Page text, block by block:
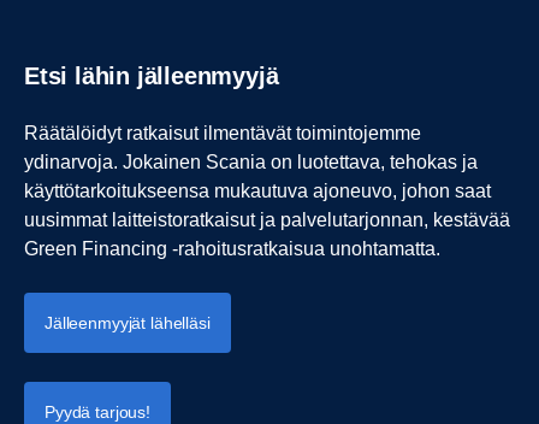
Etsi lähin jälleenmyyjä
Räätälöidyt ratkaisut ilmentävät toimintojemme
ydinarvoja. Jokainen Scania on luotettava, tehokas ja
käyttötarkoitukseensa mukautuva ajoneuvo, johon saat
uusimmat laitteistoratkaisut ja palvelutarjonnan, kestävää
Green Financing -rahoitusratkaisua unohtamatta.
Jälleenmyyjät lähelläsi
Pyydä tarjous!